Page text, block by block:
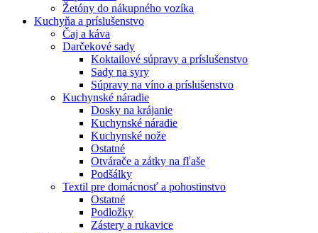
Žetóny do nákupného vozíka
Kuchyňa a príslušenstvo
Čaj a káva
Darčekové sady
Koktailové súpravy a príslušenstvo
Sady na syry
Súpravy na víno a príslušenstvo
Kuchynské náradie
Dosky na krájanie
Kuchynské náradie
Kuchynské nože
Ostatné
Otvárače a zátky na fľaše
Podšálky
Textil pre domácnosť a pohostinstvo
Ostatné
Podložky
Zástery a rukavice